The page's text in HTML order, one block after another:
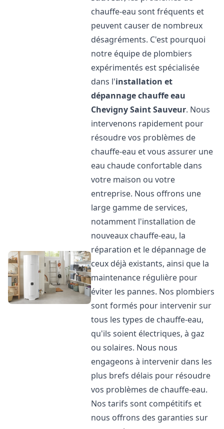
chauffe-eau sont fréquents et
peuvent causer de nombreux
désagréments. C'est pourquoi
notre équipe de plombiers
expérimentés est spécialisée
dans l'installation et
dépannage chauffe eau
Chevigny Saint Sauveur. Nous
intervenons rapidement pour
résoudre vos problèmes de
chauffe-eau et vous assurer une
eau chaude confortable dans
votre maison ou votre
entreprise. Nous offrons une
large gamme de services,
notamment l'installation de
nouveaux chauffe-eau, la
réparation et le dépannage de
ceux déjà existants, ainsi que la
maintenance régulière pour
éviter les pannes. Nos plombiers
sont formés pour intervenir sur
tous les types de chauffe-eau,
qu'ils soient électriques, à gaz
ou solaires. Nous nous
engageons à intervenir dans les
plus brefs délais pour résoudre
vos problèmes de chauffe-eau.
Nos tarifs sont compétitifs et
nous offrons des garanties sur